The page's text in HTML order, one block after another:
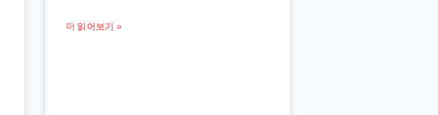
더 읽어보기 »